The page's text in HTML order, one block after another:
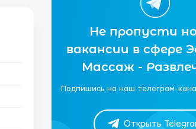
Не пропусти
вакансии в сфере
Массаж -
Подпишись на наш телеграм-
Открыть